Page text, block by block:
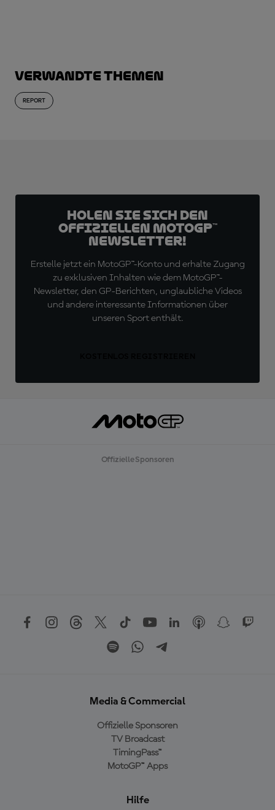
Verwandte Themen
REPORT
Holen Sie sich den
offiziellen MotoGP™
Newsletter!
Erstelle jetzt ein MotoGP™-Konto und erhalte Zugang
zu exklusiven Inhalten wie dem MotoGP™-
Newsletter, den GP-Berichten, unglaubliche Videos
und andere interessante Informationen über
unseren Sport enthält.
Offizielle Sponsoren
Media & Commercial
Offizielle Sponsoren
TV Broadcast
TimingPass™
MotoGP™ Apps
Hilfe